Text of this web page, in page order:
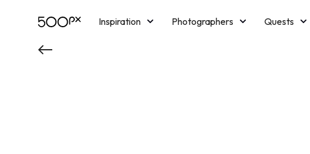
Inspiration Photographers
Quests